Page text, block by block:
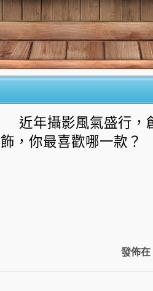
近年攝影風氣盛行，
飾，你最喜歡哪一款？
發佈在